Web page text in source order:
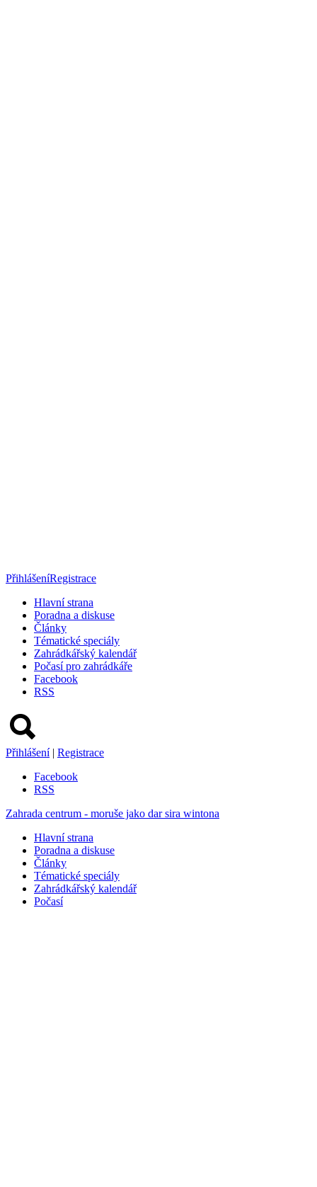
PřihlášeníRegistrace
Hlavní strana
Poradna a diskuse
Články
Tématické speciály
Zahrádkářský kalendář
Počasí pro zahrádkáře
Facebook
RSS
Přihlášení | Registrace
Facebook
RSS
Zahrada centrum - moruše jako dar sira wintona
Hlavní strana
Poradna a diskuse
Články
Tématické speciály
Zahrádkářský kalendář
Počasí